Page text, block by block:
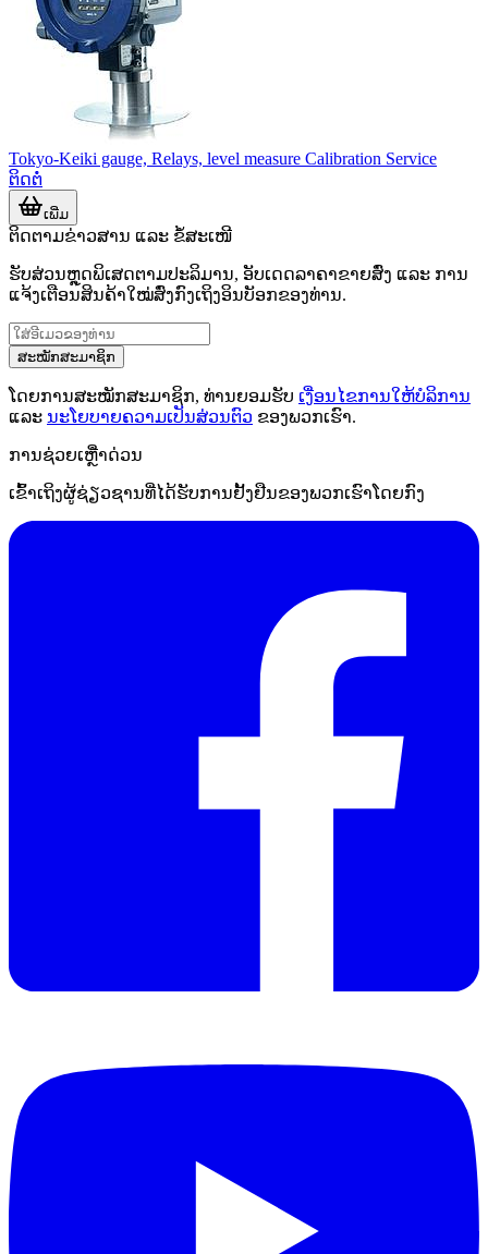
Tokyo-Keiki gauge, Relays, level measure Calibration Service
ຕິດຕໍ່
ເພີ່ມ
ຕິດຕາມຂ່າວສານ ແລະ ຂໍ້ສະເໜີ
ຮັບສ່ວນຫຼຸດພິເສດຕາມປະລິມານ, ອັບເດດລາຄາຂາຍສົ່ງ ແລະ ການ
ແຈ້ງເຕືອນສິນຄ້າໃໝ່ສົ່ງກົງເຖິງອິນບັອກຂອງທ່ານ.
ສະໝັກສະມາຊິກ
ໂດຍການສະໝັກສະມາຊິກ, ທ່ານຍອມຮັບ ເງື່ອນໄຂການໃຫ້ບໍລິການ
ແລະ ນະໂຍບາຍຄວາມເປັນສ່ວນຕົວ ຂອງພວກເຮົາ.
ການຊ່ວຍເຫຼືໍາດ່ວນ
ເຂົ້າເຖິງຜູ້ຊ່ຽວຊານທີ່ໄດ້ຮັບການຢັ້ງຢືນຂອງພວກເຮົາໂດຍກົງ